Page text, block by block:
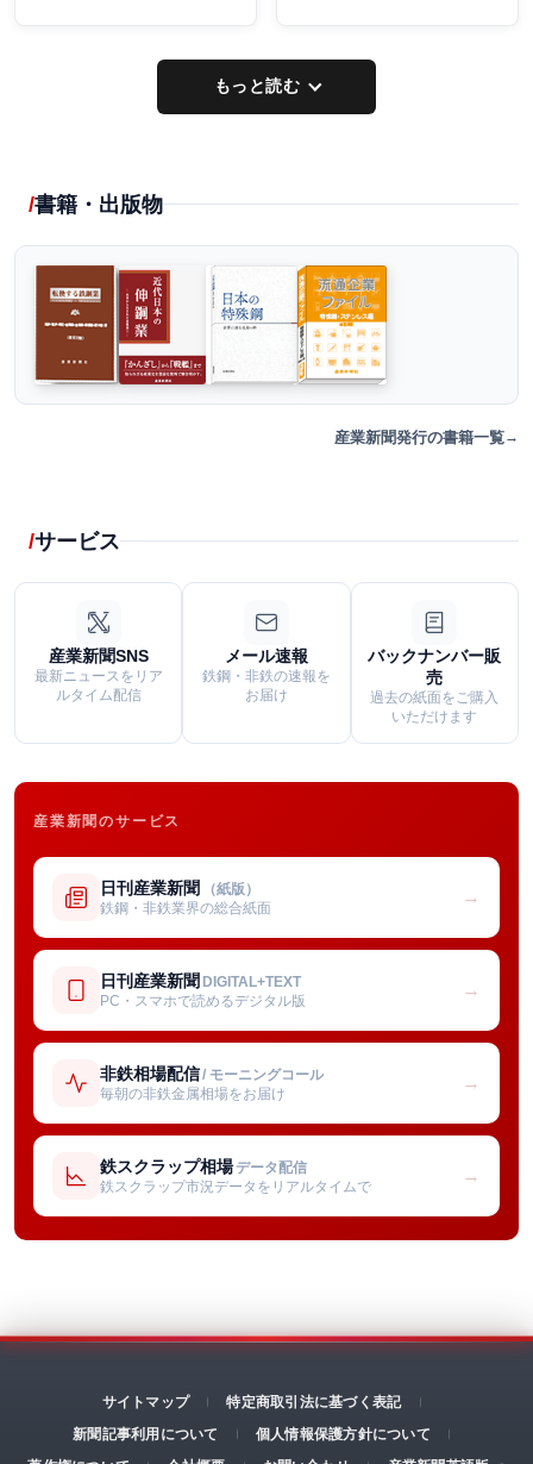
もっと読む
書籍・出版物
産業新聞発行の書籍一覧
サービス
産業新聞SNS
最新ニュースをリア
ルタイム配信
メール速報
鉄鋼・非鉄の速報を
お届け
バックナンバー販
売
過去の紙面をご購入
いただけます
産業新聞のサービス
日刊産業新聞 （紙版）
鉄鋼・非鉄業界の総合紙面
→
日刊産業新聞 DIGITAL+TEXT
PC・スマホで読めるデジタル版
→
非鉄相場配信/ モーニングコール
毎朝の非鉄金属相場をお届け
→
鉄スクラップ相場 データ配信
鉄スクラップ市況データをリアルタイムで
→
サイトマップ
特定商取引法に基づく表記
新聞記事利用について
個人情報保護方針について